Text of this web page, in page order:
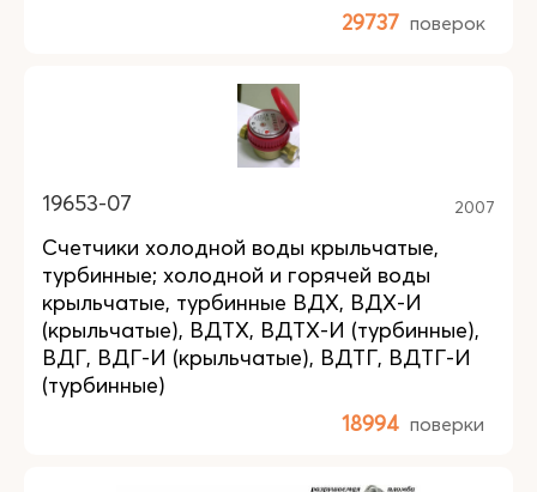
29737 поверок
19653-07 2007
Счетчики холодной воды крыльчатые,
турбинные; холодной и горячей воды
крыльчатые, турбинные ВДХ, ВДХ-И
(крыльчатые), ВДТХ, ВДТХ-И (турбинные),
ВДГ, ВДГ-И (крыльчатые), ВДТГ, ВДТГ-И
(турбинные)
18994 поверки